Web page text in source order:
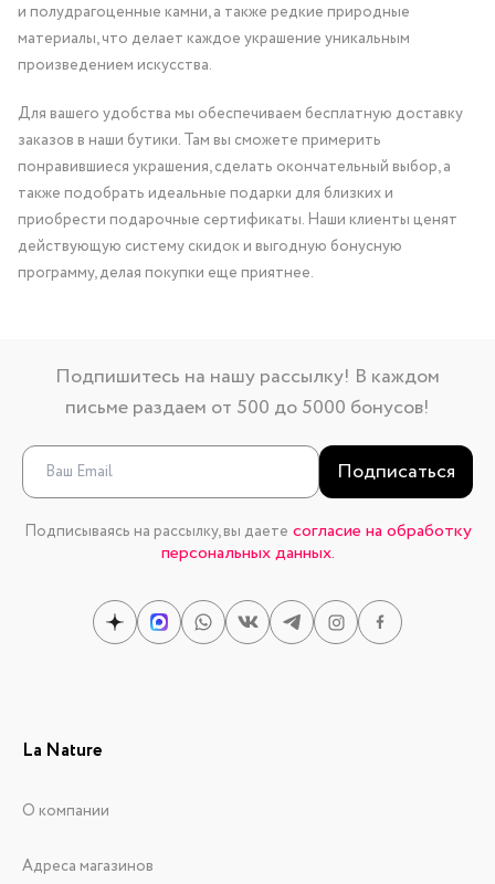
и полудрагоценные камни, а также редкие природные
материалы, что делает каждое украшение уникальным
произведением искусства.
Для вашего удобства мы обеспечиваем бесплатную доставку
заказов в наши бутики. Там вы сможете примерить
понравившиеся украшения, сделать окончательный выбор, а
также подобрать идеальные подарки для близких и
приобрести подарочные сертификаты. Наши клиенты ценят
действующую систему скидок и выгодную бонусную
программу, делая покупки еще приятнее.
Подпишитесь на нашу рассылку! В каждом
письме раздаем от 500 до 5000 бонусов!
Подписаться
Подписываясь на рассылку, вы даете согласие на обработку
персональных данных.
La Nature
О компании
Адреса магазинов